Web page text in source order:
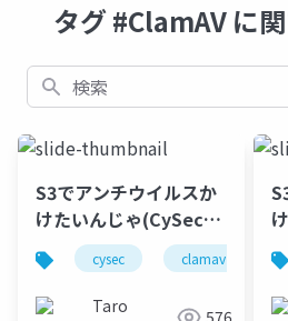
タグ #ClamAV に
検索
S3でアンチウイルスか
けたいんじゃ(CySecバ
ージョン)
cysec clamav
Taro
576